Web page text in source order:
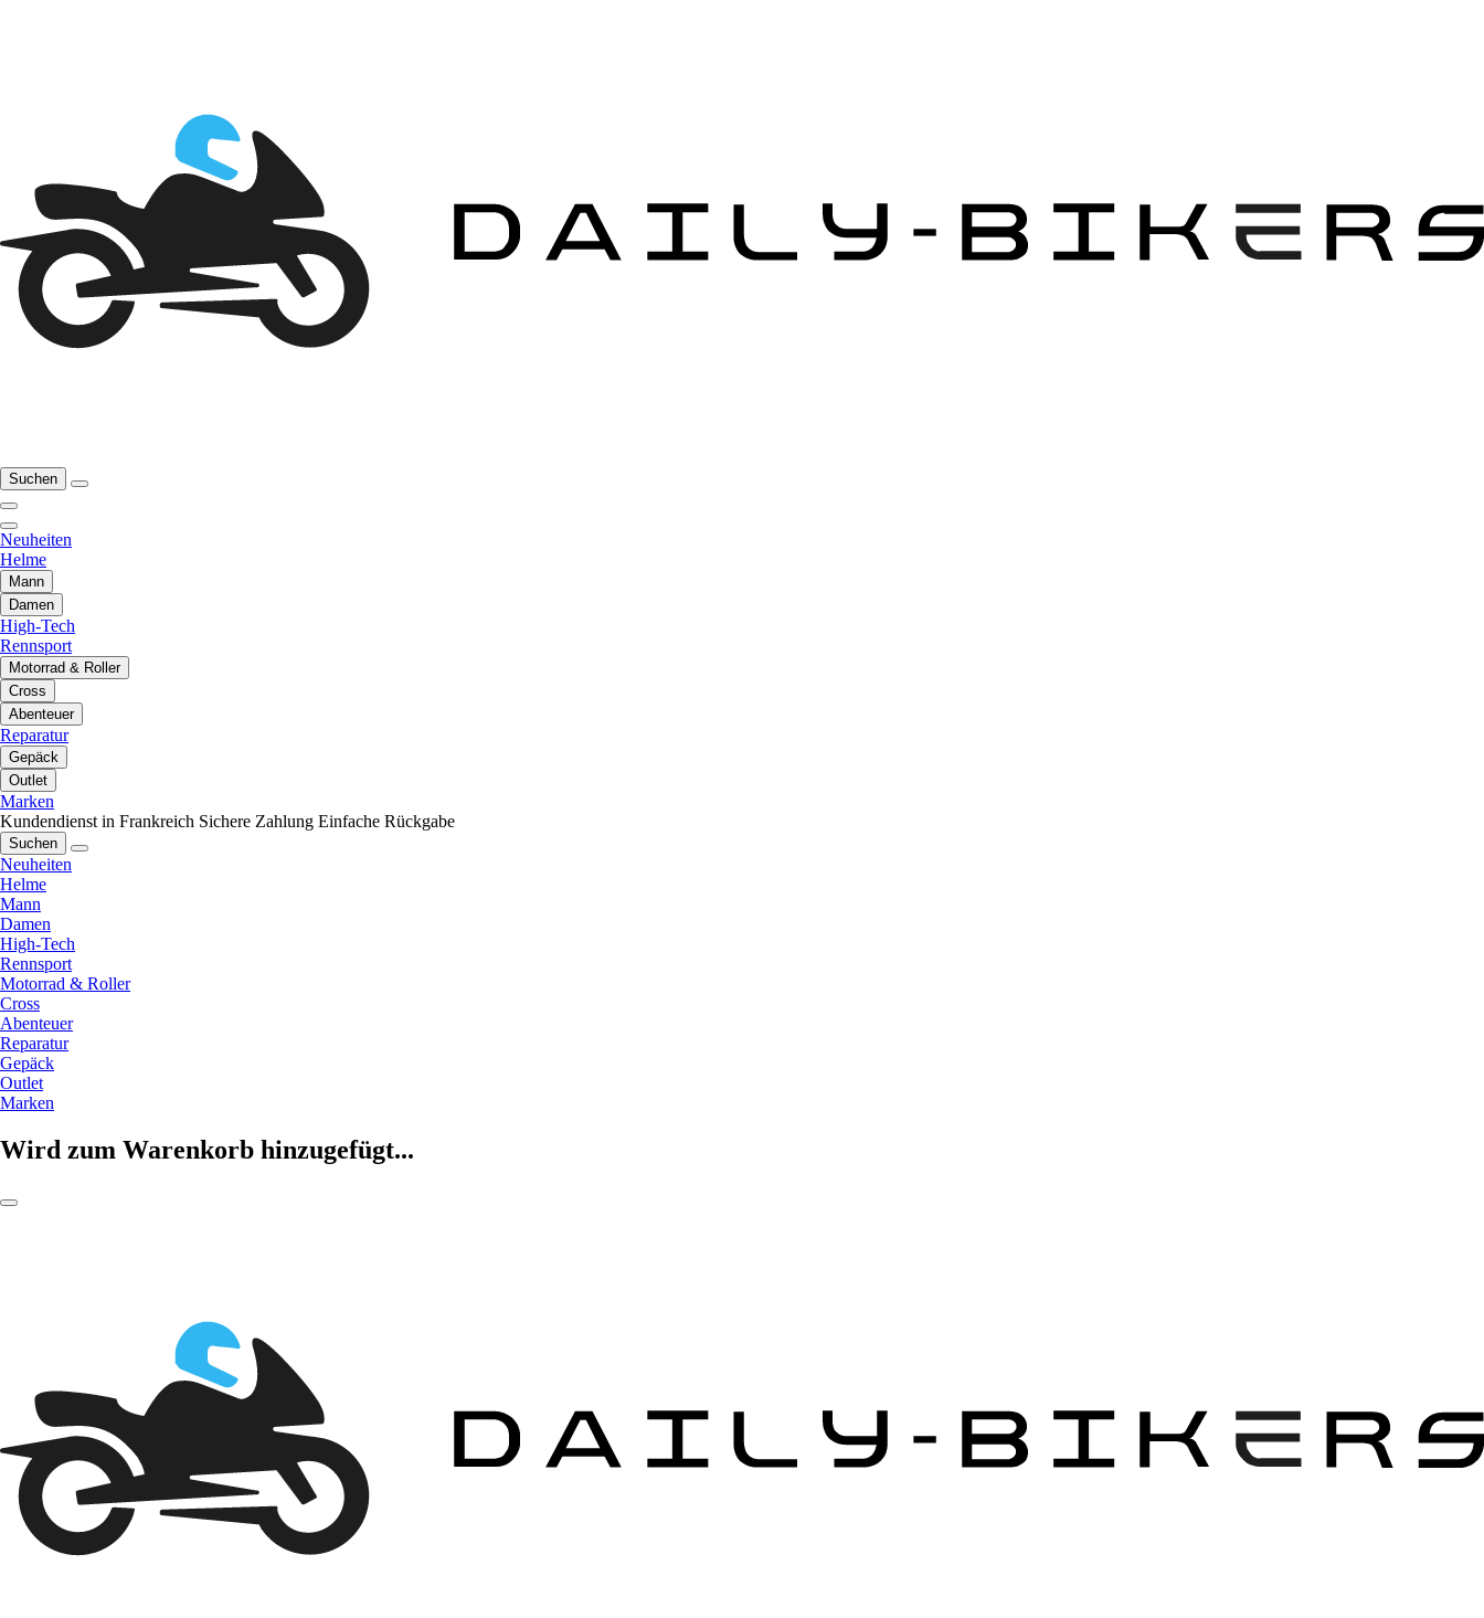
Suchen
Neuheiten
Helme
Mann
Damen
High-Tech
Rennsport
Motorrad & Roller
Cross
Abenteuer
Reparatur
Gepäck
Outlet
Marken
Kundendienst in Frankreich Sichere Zahlung Einfache Rückgabe
Suchen
Neuheiten
Helme
Mann
Damen
High-Tech
Rennsport
Motorrad & Roller
Cross
Abenteuer
Reparatur
Gepäck
Outlet
Marken
Wird zum Warenkorb hinzugefügt...